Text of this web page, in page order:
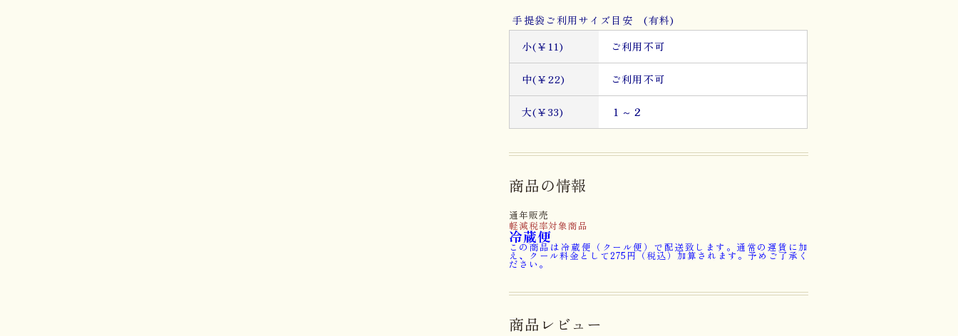
手提袋ご利用サイズ目安 (有料)
小(￥11)
ご利用不可
中(￥22) ご利用不可
大(￥33) １～２
商品の情報
通年販売
軽減税率対象商品
冷蔵便
この商品は冷蔵便（クール便）で配送致します。通常の運賃に加
え、クール料金として275円（税込）加算されます。予めご了承く
ださい。
商品レビュー